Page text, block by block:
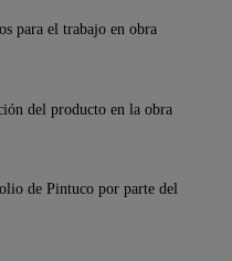
para el trabajo en obra
del producto en la obra
de Pintuco por parte del